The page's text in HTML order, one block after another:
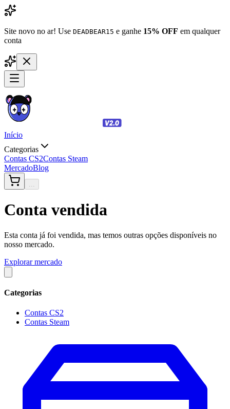
Site novo no ar! Use DEADBEAR15 e ganhe 15% OFF em qualquer
conta
Início
Categorias
Contas CS2Contas Steam
MercadoBlog
...
Conta vendida
Esta conta já foi vendida, mas temos outras opções disponíveis no
nosso mercado.
Explorar mercado
Categorias
Contas CS2
Contas Steam